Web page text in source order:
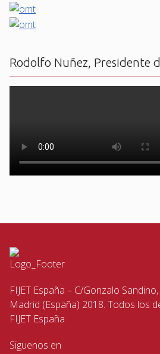
Rodolfo Nuñez, Presidente
FIJET España – C/Gonzalo
Madrid (España) 2018. Todos los
FIJET España
Siguenos en